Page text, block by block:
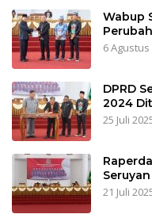
Wabup
6 Agustus
DPRD
2024
25 Juli
Seruyan
21 Juli